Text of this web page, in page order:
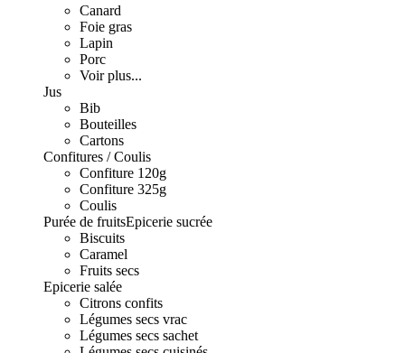
Canard
Foie gras
Lapin
Porc
Voir plus...
Jus
Bib
Bouteilles
Cartons
Confitures / Coulis
Confiture 120g
Confiture 325g
Coulis
Purée de fruitsEpicerie sucrée
Biscuits
Caramel
Fruits secs
Epicerie salée
Citrons confits
Légumes secs vrac
Légumes secs sachet